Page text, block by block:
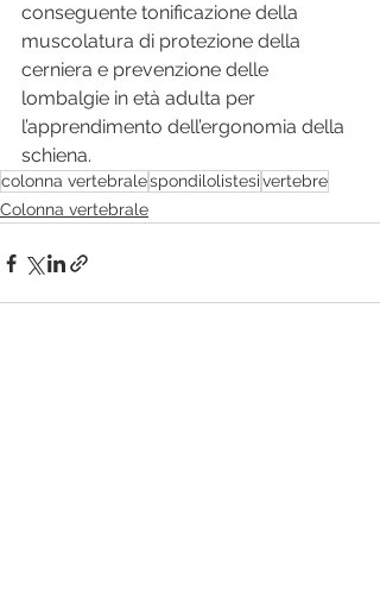
conseguente tonificazione della
muscolatura di protezione della
cerniera e prevenzione delle
lombalgie in età adulta per
l’apprendimento dell’ergonomia della
schiena.
colonna vertebralespondilolistesivertebre
Colonna vertebrale